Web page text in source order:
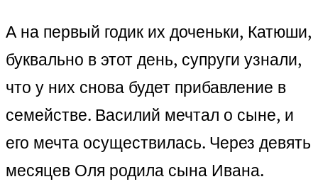
А на первый годик их доченьки, Катюши,
буквально в этот день, супруги узнали,
что у них снова будет прибавление в
семействе. Василий мечтал о сыне, и
его мечта осуществилась. Через девять
месяцев Оля родила сына Ивана.